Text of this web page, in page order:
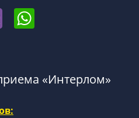
«Интерлом»